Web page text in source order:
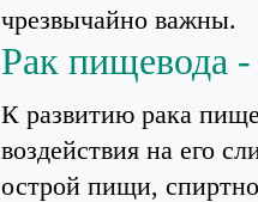
чрезвычайно важны.
Рак пищевода
К развитию рака
воздействия на его
острой пищи,